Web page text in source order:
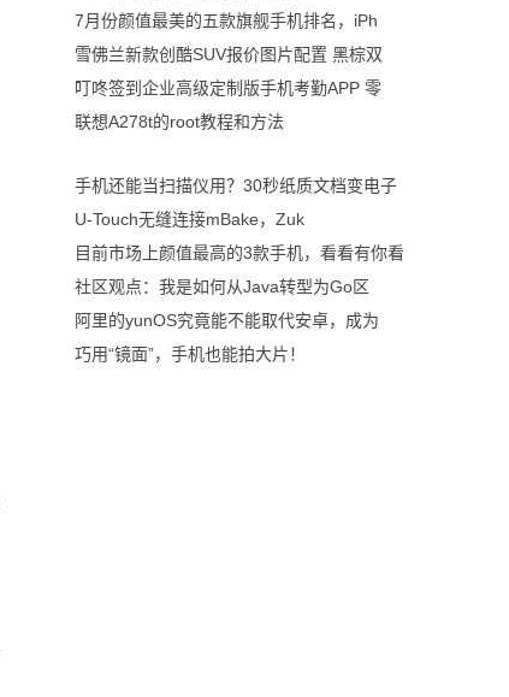
7月份颜值最美的五款旗舰手机排名，iPh
雪佛兰新款创酷SUV报价图片配置 黑棕双
叮咚签到企业高级定制版手机考勤APP 零
联想A278t的root教程和方法
手机还能当扫描仪用？30秒纸质文档变电子
U-Touch无缝连接mBake，Zuk
目前市场上颜值最高的3款手机，看看有你看
社区观点：我是如何从Java转型为Go区
阿里的yunOS究竟能不能取代安卓，成为
巧用“镜面”，手机也能拍大片！